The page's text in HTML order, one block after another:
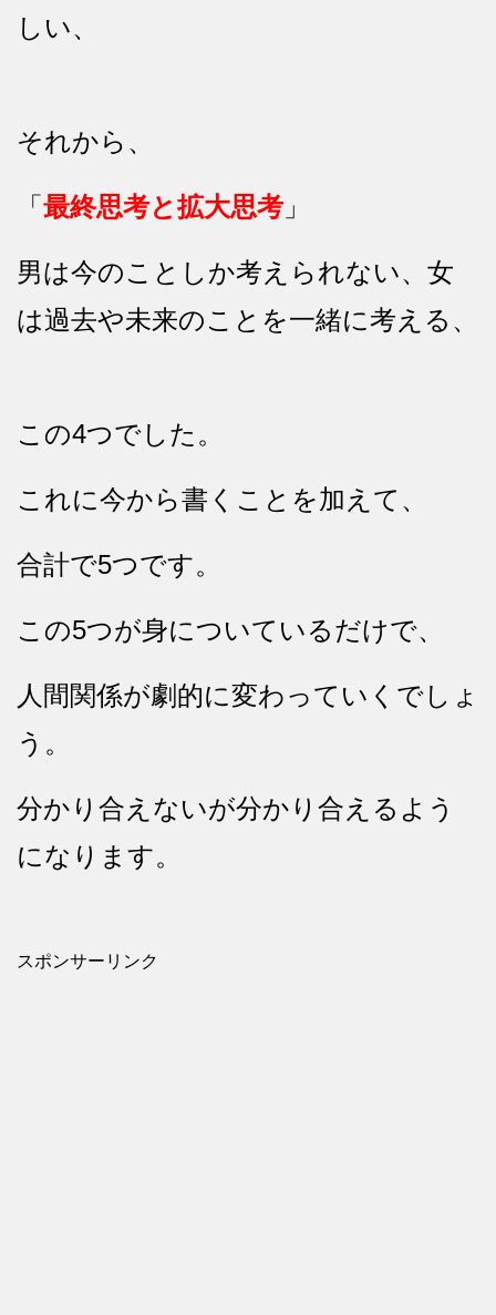
しい、
それから、
「 最終思考と拡大思考 」
男は今のことしか考えられない、女
は過去や未来のことを一緒に考える、
この4つでした。
これに今から書くことを加えて、
合計で5つです。
この5つが身についているだけで、
人間関係が劇的に変わっていくでしょ
う。
分かり合えないが分かり合えるよう
になります。
スポンサーリンク